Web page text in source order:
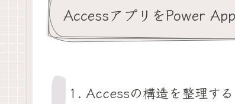
AccessアプリをPower
1. Accessの構造を整理する